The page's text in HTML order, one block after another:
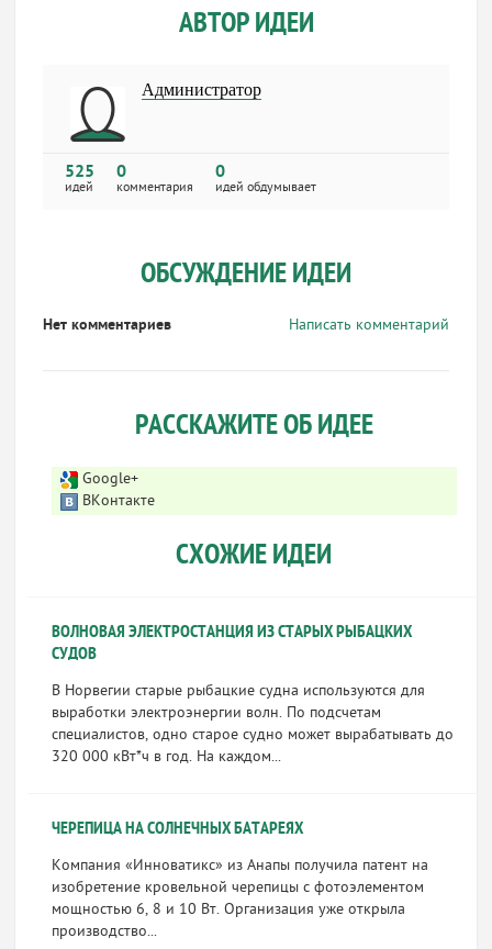
АВТОР ИДЕИ
Администратор
525
идей
0
комментария
0
идей обдумывает
ОБСУЖДЕНИЕ ИДЕИ
Написать комментарий
Нет комментариев
РАССКАЖИТЕ ОБ ИДЕЕ
Google+
ВКонтакте
СХОЖИЕ ИДЕИ
ВОЛНОВАЯ ЭЛЕКТРОСТАНЦИЯ ИЗ СТАРЫХ РЫБАЦКИХ
СУДОВ
В Норвегии старые рыбацкие судна используются для
выработки электроэнергии волн. По подсчетам
специалистов, одно старое судно может вырабатывать до
320 000 кВт*ч в год. На каждом...
ЧЕРЕПИЦА НА СОЛНЕЧНЫХ БАТАРЕЯХ
Компания «Инноватикс» из Анапы получила патент на
изобретение кровельной черепицы с фотоэлементом
мощностью 6, 8 и 10 Вт. Организация уже открыла
производство...